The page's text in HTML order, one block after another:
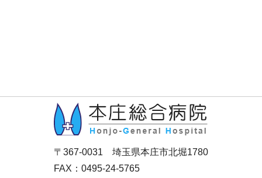
〒367-0031 埼玉県本庄市北堀1780
FAX：0495-24-5765